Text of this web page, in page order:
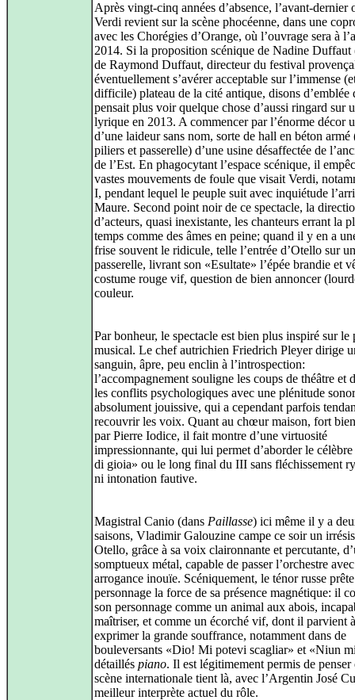
Après vingt-cinq années d’absence, l’avant-dernier
Verdi revient sur la scène phocéenne, dans une
avec les Chorégies d’Orange, où l’ouvrage sera à
2014. Si la proposition scénique de Nadine Duffaut
de Raymond Duffaut, directeur du festival
éventuellement s’avérer acceptable sur l’immense
difficile) plateau de la cité antique, disons d’emblée
pensait plus voir quelque chose d’aussi ringard sur
lyrique en 2013. A commencer par l’énorme décor
d’une laideur sans nom, sorte de hall en béton armé
piliers et passerelle) d’une usine désaffectée de
de l’Est. En phagocytant l’espace scénique, il
vastes mouvements de foule que visait Verdi,
I, pendant lequel le peuple suit avec inquiétude
Maure. Second point noir de ce spectacle, la
d’acteurs, quasi inexistante, les chanteurs errant la
temps comme des âmes en peine; quand il y en a
frise souvent le ridicule, telle l’entrée d’Otello sur
passerelle, livrant son «Esultate» l’épée brandie et
costume rouge vif, question de bien annoncer
couleur.
Par bonheur, le spectacle est bien plus inspiré sur le
musical. Le chef autrichien Friedrich Pleyer dirige
sanguin, âpre, peu enclin à l’introspection:
l’accompagnement souligne les coups de théâtre et
les conflits psychologiques avec une plénitude
absolument jouissive, qui a cependant parfois
recouvrir les voix. Quant au chœur maison, fort
par Pierre Iodice, il fait montre d’une virtuosité
impressionnante, qui lui permet d’aborder le
di gioia» ou le long final du III sans fléchissement
ni intonation fautive.
Magistral Canio (dans Paillasse) ici même il y a
saisons, Vladimir Galouzine campe ce soir un
Otello, grâce à sa voix claironnante et percutante,
somptueux métal, capable de passer l’orchestre
arrogance inouïe. Scéniquement, le ténor russe
personnage la force de sa présence magnétique: il
son personnage comme un animal aux abois,
maîtriser, et comme un écorché vif, dont il parvient à
exprimer la grande souffrance, notamment dans de
bouleversants «Dio! Mi potevi scagliar» et «Niun
détaillés piano. Il est légitimement permis de penser
scène internationale tient là, avec l’Argentin José
meilleur interprète actuel du rôle.